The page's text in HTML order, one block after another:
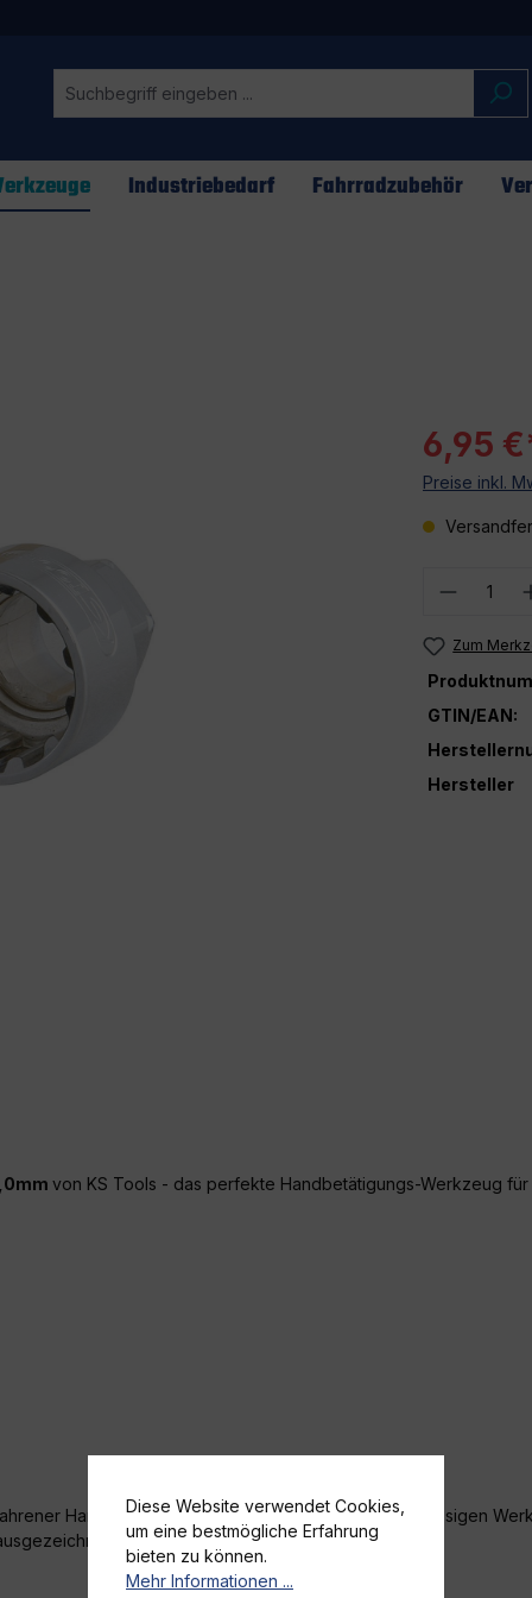
Industriebedarf Fahrradzubehör
6,95
Preise inkl.
Zum
GTIN/EAN:
Hersteller
von KS Tools - das perfekte Handbetätigungs-Werkzeug
Handwerker auf der Suche nach einem zuverlässigen
Wahl.
Diese Website verwendet Cookies,
um eine bestmögliche Erfahrung
bieten zu können.
Mehr Informationen ...